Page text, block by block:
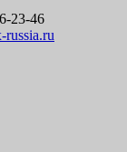
23-46
russia.ru